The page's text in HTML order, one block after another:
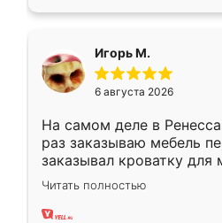
Игорь М.
6 августа 2026
На самом деле в
раз заказываю мебель
заказывал кроватку для
ребёнка при его
заказал шкаф-купе. По
хорошее сборка
Читать полностью